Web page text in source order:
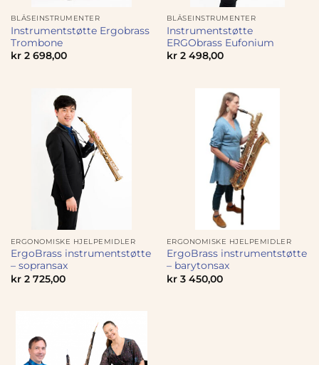
BLÅSEINSTRUMENTER
Instrumentstøtte Ergobrass
Trombone
kr2 698,00
BLÅSEINSTRUMENTER
Instrumentstøtte
ERGObrass Eufonium
kr2 498,00
ERGONOMISKE HJELPEMIDLER
ErgoBrass instrumentstøtte
– sopransax
kr2 725,00
ERGONOMISKE HJELPEMIDLER
ErgoBrass instrumentstøtte
– barytonsax
kr3 450,00